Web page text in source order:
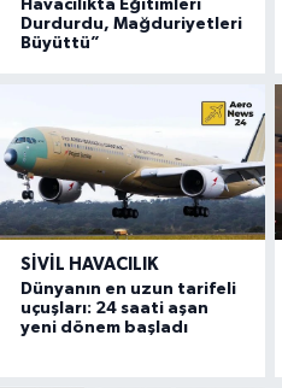
Havacılıkta Eğitimleri
Durdurdu, Mağduriyetleri
Büyüttü”
SIVIL HAVACILIK
Dünyanın en uzun tarifeli
uçuşları: 24 saati aşan
yeni dönem başladı